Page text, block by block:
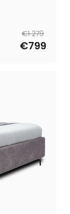
Reguliari
kaina
€1 279
Išpardavimo
kaina€799